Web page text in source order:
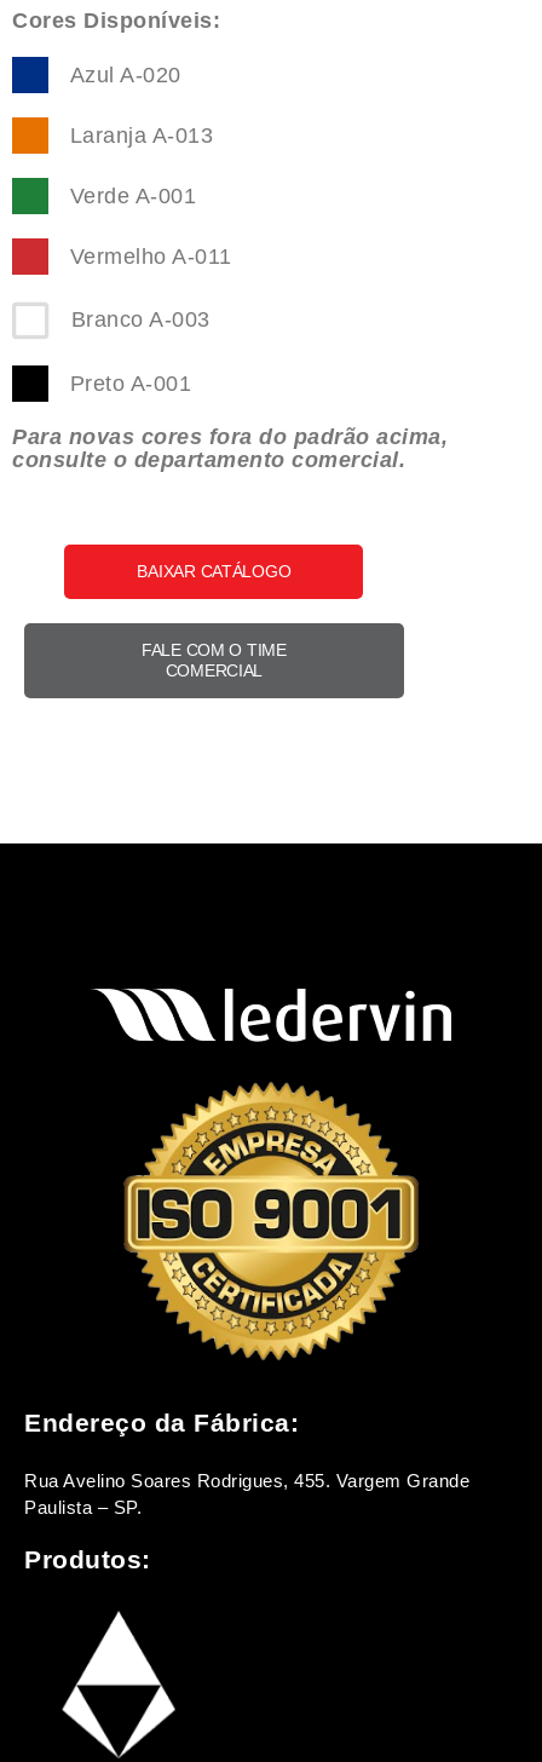
Cores Disponíveis:
Azul A-020
Laranja A-013
Verde A-001
Vermelho A-011
Branco A-003
Preto A-001
Para novas cores fora do padrão acima,
consulte o departamento comercial.
BAIXAR CATÁLOGO
FALE COM O TIME
COMERCIAL
Endereço da Fábrica:
Rua Avelino Soares Rodrigues, 455. Vargem Grande
Paulista – SP.
Produtos: